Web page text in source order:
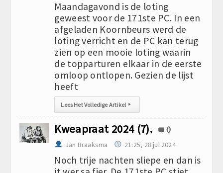
Maandagavond is de loting
geweest voor de 171ste PC. In een
afgeladen Koornbeurs werd de
loting verricht en de PC kan terug
zien op een mooie loting waarin
de topparturen elkaar in de eerste
omloop ontlopen. Gezien de lijst
heeft
Lees Het Volledige Artikel ▸
Kweapraat 2024 (7). 0
Jan Braaksma 21:25, 28.jul 2024
Noch trije nachten sliepe en dan is